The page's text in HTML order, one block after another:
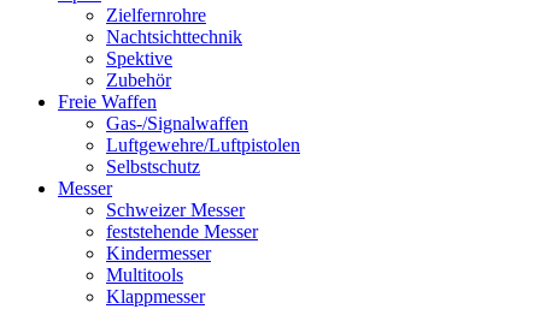
Zielfernrohre
Nachtsichttechnik
Spektive
Zubehör
Freie Waffen
Gas-/Signalwaffen
Luftgewehre/Luftpistolen
Selbstschutz
Messer
Schweizer Messer
feststehende Messer
Kindermesser
Multitools
Klappmesser